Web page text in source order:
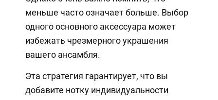
меньше часто означает больше. Выбор
одного основного аксессуара может
избежать чрезмерного украшения
вашего ансамбля.
Эта стратегия гарантирует, что вы
добавите нотку индивидуальности